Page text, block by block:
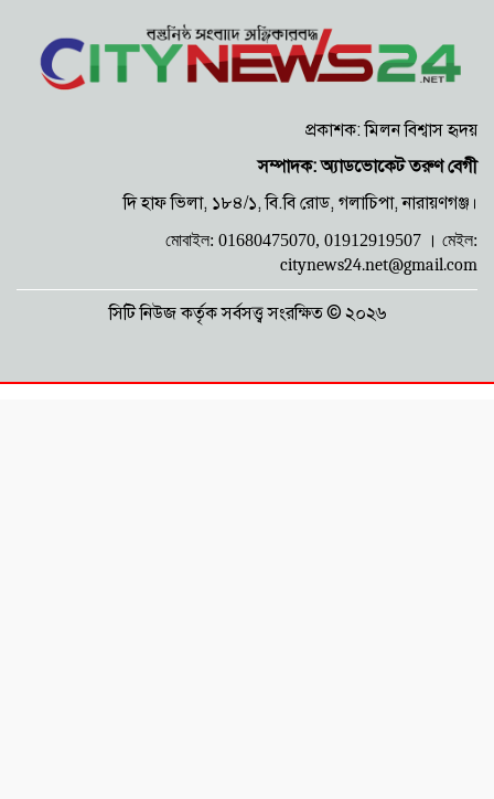
পরিচ্ছন্নতা অভিযান
বাবুরাইলে মাদক ও ছিনতাই রুখতে
আড়াইহাজারে ‘হানি ট্র্যাপ’ চক্রের ৩ সদস্য
গ্রেপ্তার, রিমান্ড আবেদন
সোনারগাঁয়ে জাগো হিন্দু পরিষদের উপজেলা
সম্মেলন ও গুণীজন সংবর্ধনা অনুষ্ঠিত
প্রকাশক: মিলন বিশ্বাস হৃদয়
সম্পাদক: অ্যাডভোকেট তরুণ বেগী
দি হাফ ভিলা, ১৮৪/১, বি.বি রোড, গলাচিপা, নারায়ণগঞ্জ।
মোবাইল: 01680475070, 01912919507 । মেইল:
citynews24.net@gmail.com
সিটি নিউজ কর্তৃক সর্বসত্ত্ব সংরক্ষিত © ২০২৬